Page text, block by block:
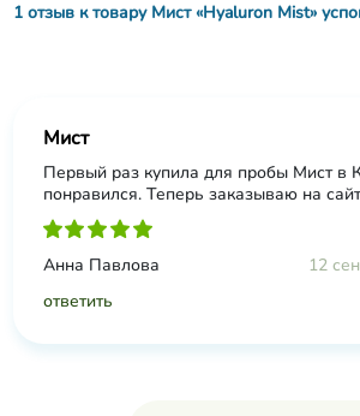
1 отзыв к товару Мист «Hyaluron Mist»
Мист
Первый раз купила для пробы Мист в
понравился. Теперь заказываю на
Анна Павлова
12
ответить